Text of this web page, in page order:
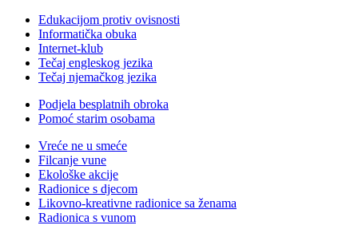
Edukacijom protiv ovisnosti
Informatička obuka
Internet-klub
Tečaj engleskog jezika
Tečaj njemačkog jezika
Podjela besplatnih obroka
Pomoć starim osobama
Vreće ne u smeće
Filcanje vune
Ekološke akcije
Radionice s djecom
Likovno-kreativne radionice sa ženama
Radionica s vunom